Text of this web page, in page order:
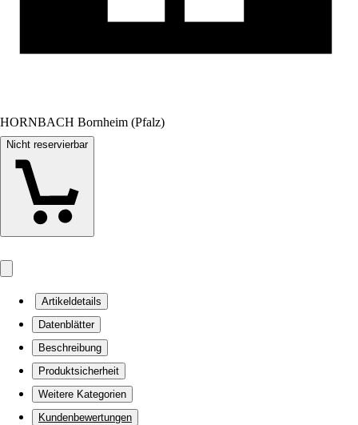
HORNBACH Bornheim (Pfalz)
Nicht reservierbar
Artikeldetails
Datenblätter
Beschreibung
Produktsicherheit
Weitere Kategorien
Kundenbewertungen